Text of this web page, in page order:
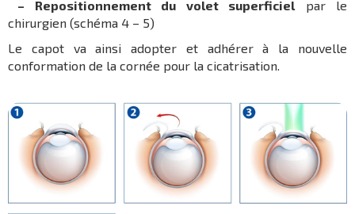
– Repositionnement du volet superficiel par le
chirurgien (schéma 4 – 5)
Le capot va ainsi adopter et adhérer à la nouvelle
conformation de la cornée pour la cicatrisation.